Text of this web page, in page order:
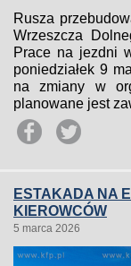
Rusza
Wrzeszcza
Prace na jezdni
poniedziałek 9
na zmiany w
planowane jest
ESTAKADA NA
KIEROWCÓW
5 marca 2026